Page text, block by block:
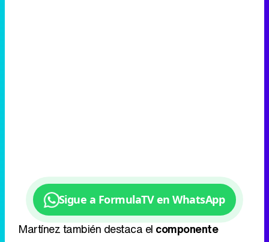
pretende transmitir. "Un concurso dondesuenan
todo el rato grandes éxitos, casi como una
verbena, esun concurso en el que yo quería
estar. Es divertido, tiene mucha música y es muy